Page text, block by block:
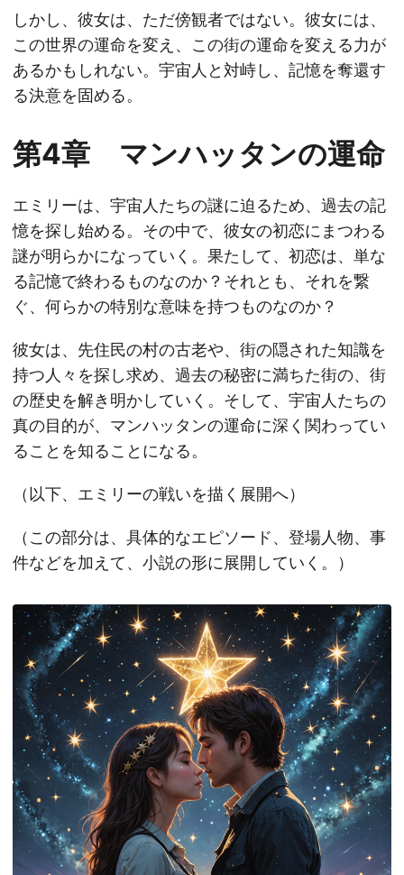
しかし、彼女は、ただ傍観者ではない。彼女には、
この世界の運命を変え、この街の運命を変える力が
あるかもしれない。宇宙人と対峙し、記憶を奪還す
る決意を固める。
第4章 マンハッタンの運命
エミリーは、宇宙人たちの謎に迫るため、過去の記
憶を探し始める。その中で、彼女の初恋にまつわる
謎が明らかになっていく。果たして、初恋は、単な
る記憶で終わるものなのか？それとも、それを繋
ぐ、何らかの特別な意味を持つものなのか？
彼女は、先住民の村の古老や、街の隠された知識を
持つ人々を探し求め、過去の秘密に満ちた街の、街
の歴史を解き明かしていく。そして、宇宙人たちの
真の目的が、マンハッタンの運命に深く関わってい
ることを知ることになる。
（以下、エミリーの戦いを描く展開へ）
（この部分は、具体的なエピソード、登場人物、事
件などを加えて、小説の形に展開していく。）